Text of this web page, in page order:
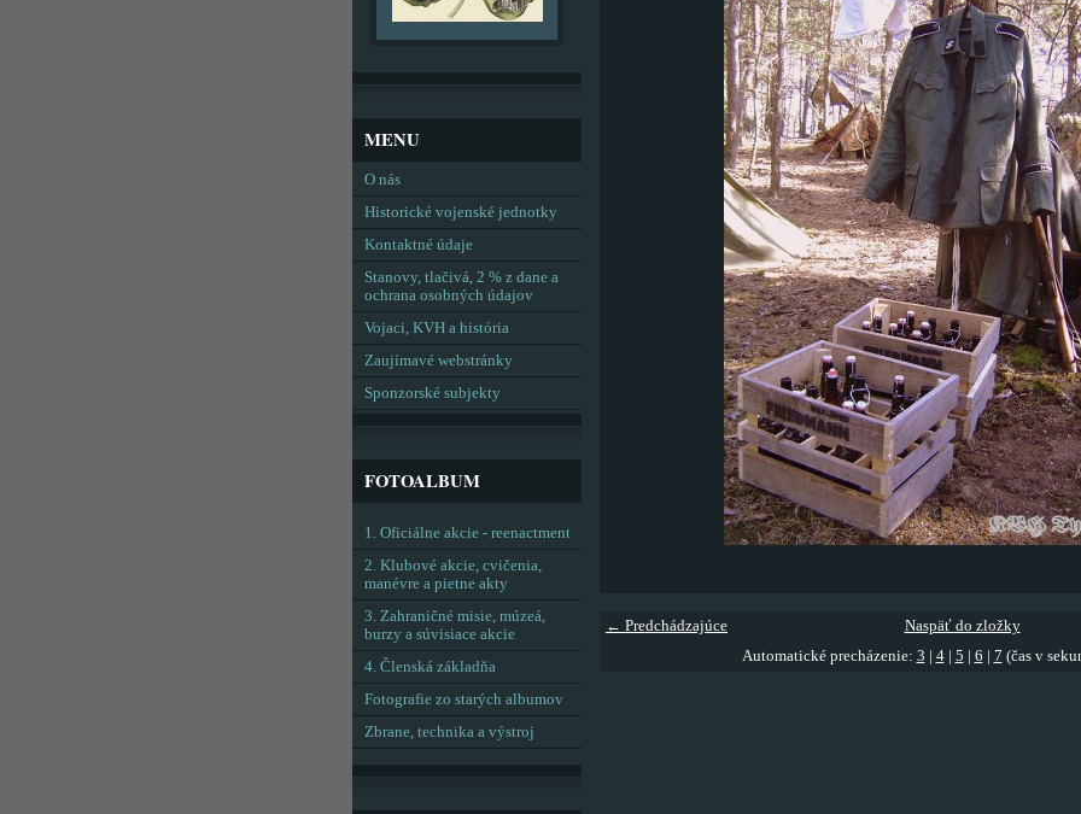
← Predchádzajúce
Naspäť do zložky
Automatické precházenie: 3 4| 5 6 7 (čas v
MENU
O nás
Historické vojenské jednotky
Kontaktné údaje
Stanovy, tlačivá, 2 % z dane a
ochrana osobných údajov
Vojaci, KVH a história
Zaujímavé webstránky
Sponzorské subjekty
FOTOALBUM
1. Oficiálne akcie - reenactment
2. Klubové akcie, cvičenia,
manévre a pietne akty
3. Zahraničné misie, múzeá,
burzy a súvisiace akcie
4. Členská základňa
Fotografie zo starých albumov
Zbrane, technika a výstroj